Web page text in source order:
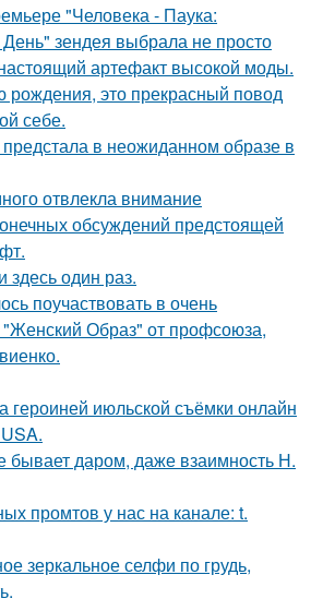
"Человека - Паука:
зендея выбрала не просто
артефакт высокой моды.
рождения, это прекрасный повод
себе.
в неожиданном образе в
отвлекла внимание
обсуждений предстоящей
один раз.
поучаствовать в очень
"Женский Образ" от профсоюза,
героиней июльской съёмки онлайн
бывает даром, даже взаимность Н.
промтов у нас на канале: t.
зеркальное селфи по грудь,